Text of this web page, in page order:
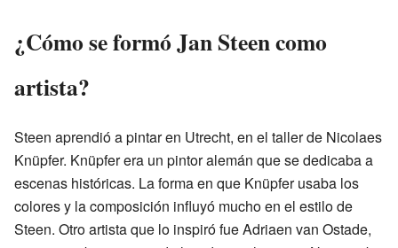
¿Cómo se formó Jan Steen como
artista?
Steen aprendió a pintar en Utrecht, en el taller de Nicolaes
Knüpfer. Knüpfer era un pintor alemán que se dedicaba a
escenas históricas. La forma en que Knüpfer usaba los
colores y la composición influyó mucho en el estilo de
Steen. Otro artista que lo inspiró fue Adriaen van Ostade,